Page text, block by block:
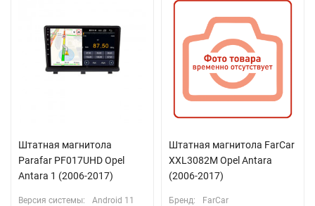
Штатная магнитола
Parafar PF017UHD Opel
Antara 1 (2006-2017)
Версия системы: Android 11
Штатная магнитола FarCar
XXL3082M Opel Antara
(2006-2017)
Бренд: FarCar